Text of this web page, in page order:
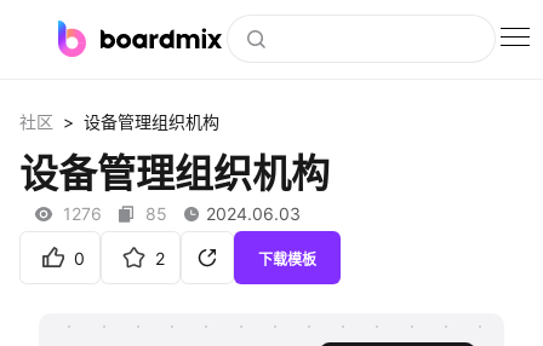
社区资源
下载
社区 > 设备管理组织机构
设备管理组织机构
1276 85 2024.06.03
0 2 下载模板